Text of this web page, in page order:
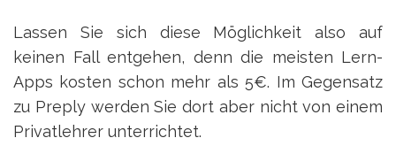
Lassen Sie sich diese Möglichkeit also auf
keinen Fall entgehen, denn die meisten Lern-
Apps kosten schon mehr als 5€. Im Gegensatz
zu Preply werden Sie dort aber nicht von einem
Privatlehrer unterrichtet.